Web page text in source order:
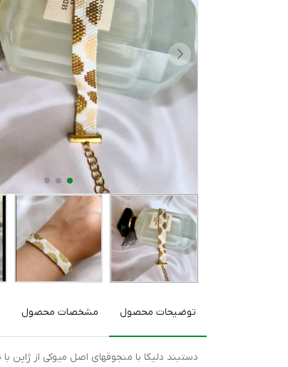
توضیحات محصول مشخصات محصول